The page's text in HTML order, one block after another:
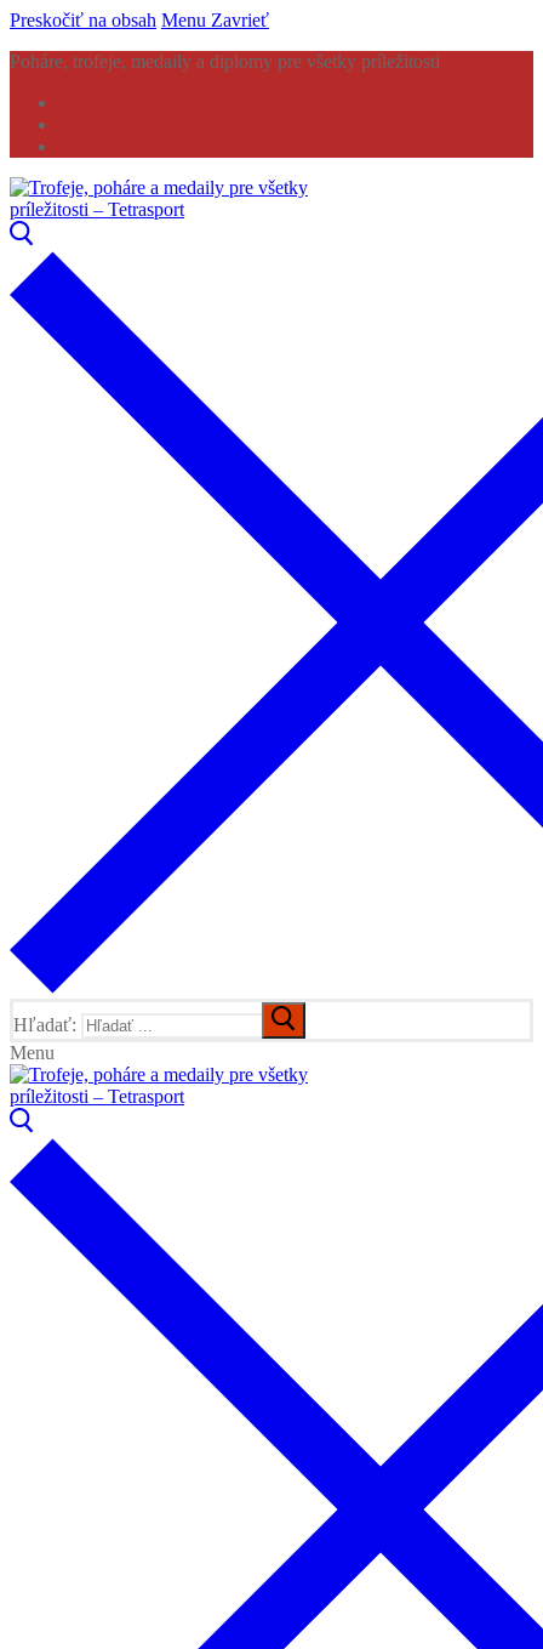
Preskočiť na obsah Menu Zavrieť
Poháre, trofeje, medaily a diplomy pre všetky príležitosti
Hľadať:
Menu